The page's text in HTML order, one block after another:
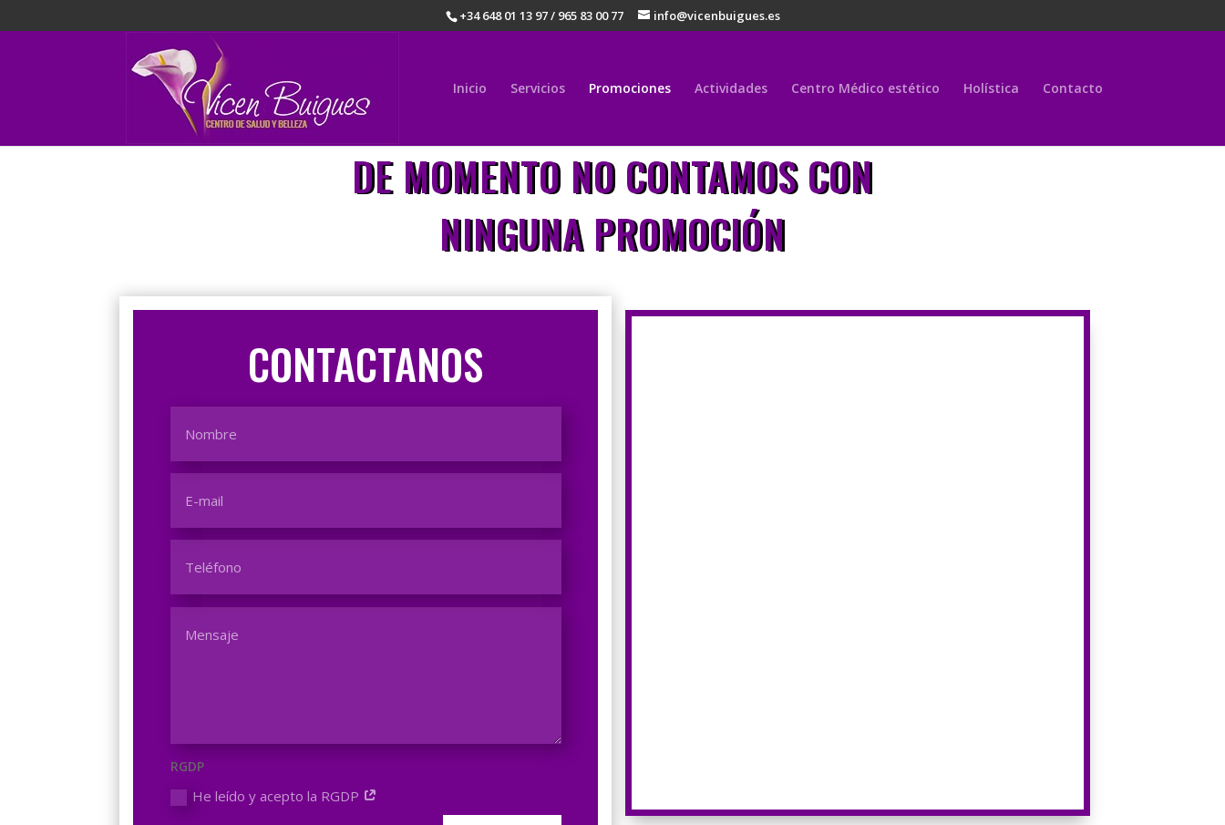
+34 648 01 13 97 / 965 83 00 77 info@vicenbuigues.es
Inicio Servicios Promociones Actividades Centro Médico estético Holística Contacto
DE MOMENTO NO CONTAMOS CON
NINGUNA PROMOCIÓN
CONTACTANOS
RGDP
He leído y acepto la RGDP